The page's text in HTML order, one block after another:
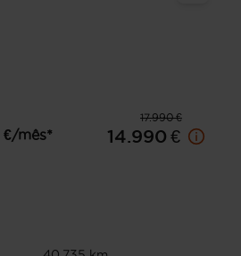
17.990 €
€/mês*
14.990 €